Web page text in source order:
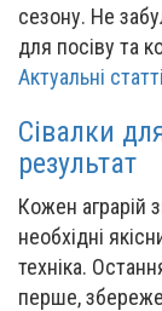
сезону. Не
для посіву та
Актуальні статті
Сівалки
результат
Кожен аграрій
необхідні
техніка.
перше,